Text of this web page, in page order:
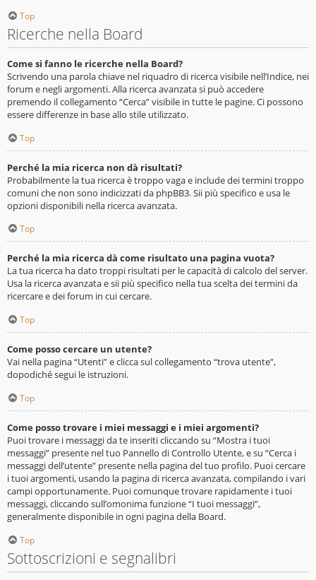
Top
Ricerche nella Board
Come si fanno le ricerche nella Board?
Scrivendo una parola chiave nel riquadro di ricerca visibile nell’Indice, nei
forum e negli argomenti. Alla ricerca avanzata si può accedere
premendo il collegamento “Cerca” visibile in tutte le pagine. Ci possono
essere differenze in base allo stile utilizzato.
Top
Perché la mia ricerca non dà risultati?
Probabilmente la tua ricerca è troppo vaga e include dei termini troppo
comuni che non sono indicizzati da phpBB3. Sii più specifico e usa le
opzioni disponibili nella ricerca avanzata.
Top
Perché la mia ricerca dà come risultato una pagina vuota?
La tua ricerca ha dato troppi risultati per le capacità di calcolo del server.
Usa la ricerca avanzata e sii più specifico nella tua scelta dei termini da
ricercare e dei forum in cui cercare.
Top
Come posso cercare un utente?
Vai nella pagina “Utenti” e clicca sul collegamento “trova utente”,
dopodiché segui le istruzioni.
Top
Come posso trovare i miei messaggi e i miei argomenti?
Puoi trovare i messaggi da te inseriti cliccando su “Mostra i tuoi
messaggi” presente nel tuo Pannello di Controllo Utente, e su “Cerca i
messaggi dell’utente” presente nella pagina del tuo profilo. Puoi cercare
i tuoi argomenti, usando la pagina di ricerca avanzata, compilando i vari
campi opportunamente. Puoi comunque trovare rapidamente i tuoi
messaggi, cliccando sull’omonima funzione “I tuoi messaggi”,
generalmente disponibile in ogni pagina della Board.
Top
Sottoscrizioni e segnalibri